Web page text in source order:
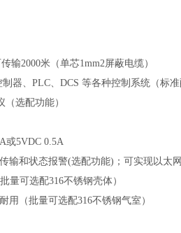
输2000米（单芯1mm2屏蔽电缆）
器、PLC、DCS 等各种控制系统（标准
（选配功能）
或5VDC 0.5A
输和状态报警(选配功能)；可实现以太
量可选配316不锈钢壳体）
用（批量可选配316不锈钢气室）